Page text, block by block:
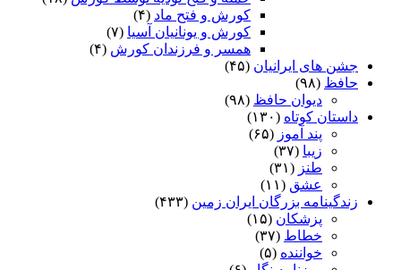
کورش و فتح ماد (۴)
کورش و یونانیان آسیا (۷)
همسر و فرزندان کورش (۴)
جشن های ایرانیان (۴۵)
حافظ (۹۸)
دیوان حافظ (۹۸)
داستان کوتاه (۱۳۰)
پند آموز (۶۵)
زیبا (۳۷)
طنز (۳۱)
عشق (۱۱)
زندگینامه بزرگان ایران زمین (۴۳۳)
پزشکان (۱۵)
خطاط (۳۷)
خواننده (۵)